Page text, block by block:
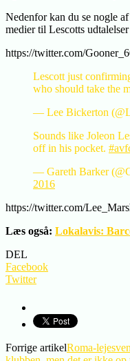
Nedenfor kan du se nogle
medier til Lescotts
https://twitter.com/
Lescott just
who should take the
— Lee Bickerton
Sounds like Joleon
off in his pocket.
— Gareth Barker
2016
https://twitter.com/
Læs også: Lokalavis:
DEL
Facebook
Twitter
Forrige artikelRoma-